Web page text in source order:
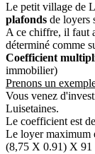
Le petit village de
plafonds de loyers
A ce chiffre, il faut
déterminé comme
Coefficient
immobilier)
Prenons un
Vous venez
Luisetaines.
Le coefficient est
Le loyer maximum
(8,75 X 0.91) X 91